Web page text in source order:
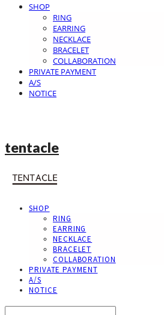
SHOP
RING
EARRING
NECKLACE
BRACELET
COLLABORATION
PRIVATE PAYMENT
A/S
NOTICE
tentacle
SHOP
RING
EARRING
NECKLACE
BRACELET
COLLABORATION
PRIVATE PAYMENT
A/S
NOTICE